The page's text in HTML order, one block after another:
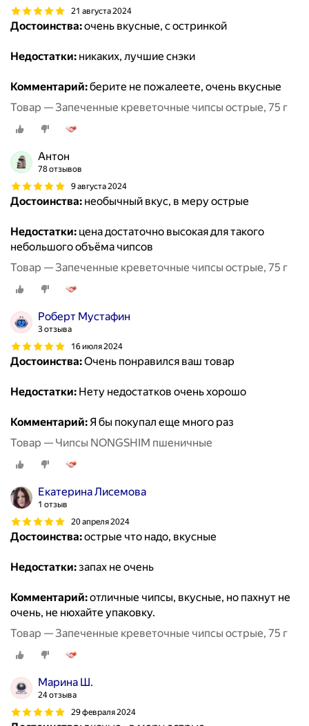
21 августа 2024
Достоинства:очень вкусные, с остринкой
Недостатки: никаких, лучшие снэки
Комментарий:берите не пожалеете, очень вкусные
Товар — Запеченные креветочные чипсы острые, 75 г
Антон
78 отзывов
9 августа 2024
Достоинства: необычный вкус, в меру острые
Недостатки: цена достаточно высокая для такого
небольшого объёма чипсов
Товар — Запеченные креветочные чипсы острые, 75 г
Роберт Мустафин
3 отзыва
16 июля 2024
Достоинства:Очень понравился ваш товар
Недостатки: Нету недостатков очень хорошо
Комментарий:Я бы покупал еще много раз
Товар — Чипсы NONGSHIM пшеничные
Екатерина Лисемова
1 отзыв
20 апреля 2024
Достоинства:острые что надо, вкусные
Недостатки:запах не очень
Комментарий:отличные чипсы, вкусные, но пахнут не
очень, не нюхайте упаковку.
Товар — Запеченные креветочные чипсы острые, 75 г
Марина Ш.
24 отзыва
29 февраля 2024